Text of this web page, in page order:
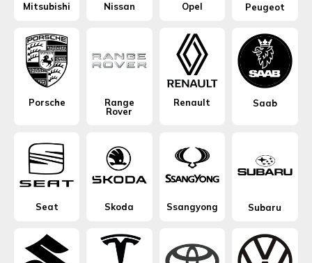
Mitsubishi Nissan Opel Peugeot
Porsche
Range
Rover
Renault Saab
Seat Skoda Ssangyong Subaru